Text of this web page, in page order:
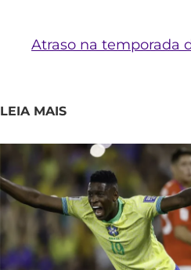
Atraso na temporada
LEIA MAIS